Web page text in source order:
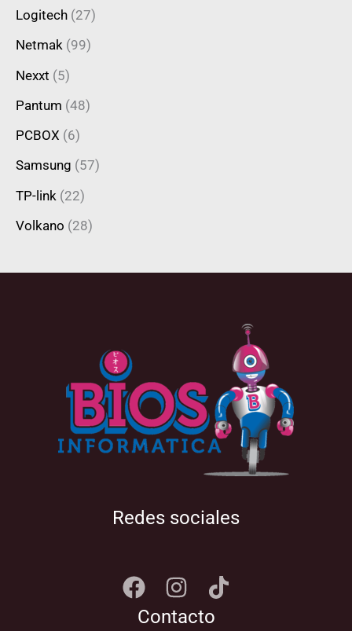
Logitech (27)
Netmak (99)
Nexxt (5)
Pantum (48)
PCBOX (6)
Samsung (57)
TP-link (22)
Volkano (28)
Redes sociales
Contacto